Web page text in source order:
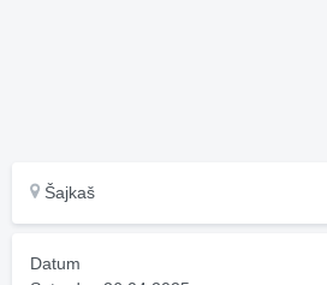
Šajkaš
Datum